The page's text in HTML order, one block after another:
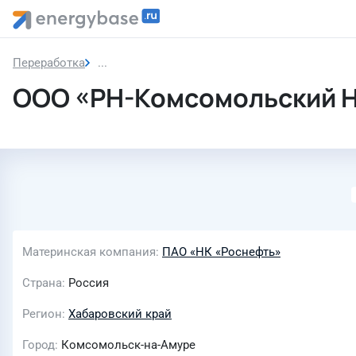
Переработка ООО «РН-Комсомольский НПЗ»
ООО «РН-Комсомольский
Материнская компания ПАО «НК «Роснефть»
Страна Россия
Регион Хабаровский край
Город Комсомольск-на-Амуре